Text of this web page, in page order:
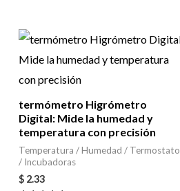
termómetro Higrómetro
Digital: Mide la humedad y
temperatura con precisión
Temperatura / Humedad / Termostato
/ Incubadoras
$2.33